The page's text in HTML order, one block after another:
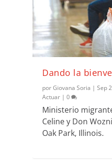
Dando la
porGiovana Soria |Sep
Actuar |0
Ministerio
Celine y Don
Oak Park, Illinois.